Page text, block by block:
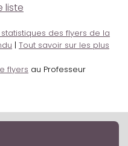
liste
des flyers de la
| Tout savoir sur les plus
flyers au Professeur